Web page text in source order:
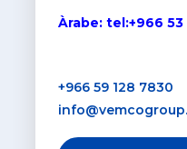
Àrabe: tel:+966
+966 59 128 7830